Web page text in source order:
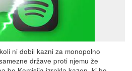
ni dobil kazni za monopolno
države proti njemu že